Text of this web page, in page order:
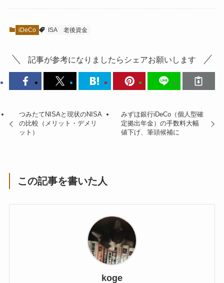
iDeCo ISA 老後資金
記事が参考になりましたらシェアお願いします
つみたてNISAと現状のNISA
の比較（メリット・デメリ
ット）
みずほ銀行iDeCo（個人型確
定拠出年金）の手数料大幅
値下げ、筆頭候補に
この記事を書いた人
koge